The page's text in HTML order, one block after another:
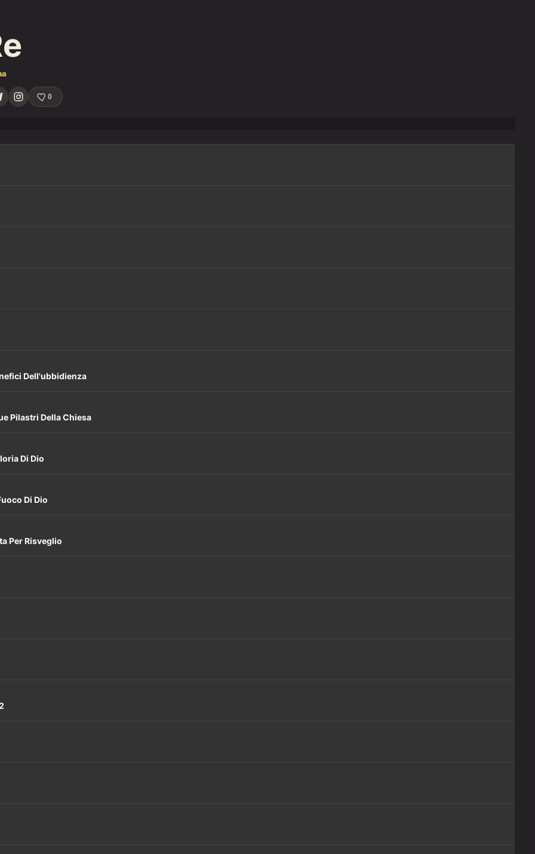
0
Dell'ubbidienza
Pilastri Della Chiesa
Di Dio
Di Dio
Per Risveglio